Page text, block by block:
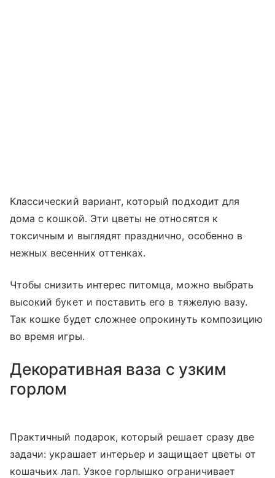
Классический вариант, который подходит для
дома с кошкой. Эти цветы не относятся к
токсичным и выглядят празднично, особенно в
нежных весенних оттенках.
Чтобы снизить интерес питомца, можно выбрать
высокий букет и поставить его в тяжелую вазу.
Так кошке будет сложнее опрокинуть композицию
во время игры.
Декоративная ваза с узким
горлом
Практичный подарок, который решает сразу две
задачи: украшает интерьер и защищает цветы от
кошачьих лап. Узкое горлышко ограничивает